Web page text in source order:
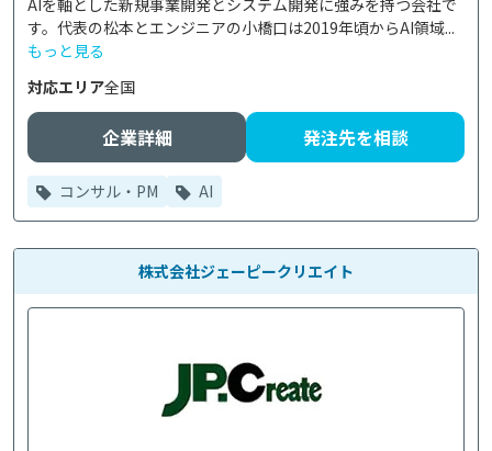
AIを軸とした新規事業開発とシステム開発に強みを持つ会社で
す。代表の松本とエンジニアの小橋口は2019年頃からAI領域...
もっと見る
対応エリア全国
企業詳細 発注先を相談
コンサル・PM AI
株式会社ジェーピークリエイト